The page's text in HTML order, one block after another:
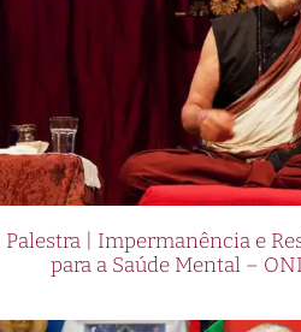
Palestra | Impermanência e
para a Saúde Mental –